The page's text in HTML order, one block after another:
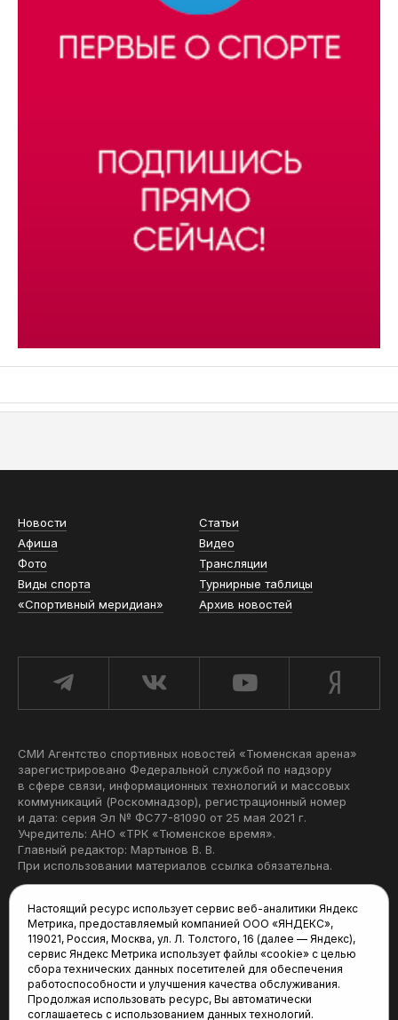
Новости
Статьи
Афиша
Видео
Фото
Трансляции
Виды спорта
Турнирные таблицы
«Спортивный меридиан»
Архив новостей
СМИ Агентство спортивных новостей «Тюменская арена»
зарегистрировано Федеральной службой по надзору
в сфере связи, информационных технологий и массовых
коммуникаций (Роскомнадзор), регистрационный номер
и дата: серия Эл № ФС77-81090 от 25 мая 2021 г.
Учредитель: АНО «ТРК «Тюменское время».
Главный редактор: Мартынов В. В.
При использовании материалов ссылка обязательна.
Редакция:
625035, Тюмень, пр. Геологоразведчиков, 28А
(3452) 68-22-28
tum-arena@mail.ru
Настоящий ресурс использует сервис веб-аналитики Яндекс
Метрика, предоставляемый компанией ООО «ЯНДЕКС»,
119021, Россия, Москва, ул. Л. Толстого, 16 (далее — Яндекс),
сервис Яндекс Метрика использует файлы «cookie» с целью
сбора технических данных посетителей для обеспечения
работоспособности и улучшения качества обслуживания.
Продолжая использовать ресурс, Вы автоматически
соглашаетесь с использованием данных технологий.